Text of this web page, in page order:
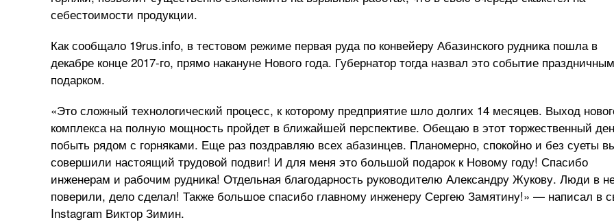
себестоимости продукции.
Как сообщало 19rus.info, в тестовом режиме первая руда по конвейеру Абазинского рудника пошла в
декабре конце 2017-го, прямо накануне Нового года. Губернатор тогда назвал это событие праздничным
подарком.
«Это сложный технологический процесс, к которому предприятие шло долгих 14 месяцев. Выход
комплекса на полную мощность пройдет в ближайшей перспективе. Обещаю в этот торжественный
побыть рядом с горняками. Еще раз поздравляю всех абазинцев. Планомерно, спокойно и без суеты
совершили настоящий трудовой подвиг! И для меня это большой подарок к Новому году! Спасибо
инженерам и рабочим рудника! Отдельная благодарность руководителю Александру Жукову. Люди в
поверили, дело сделал! Также большое спасибо главному инженеру Сергею Замятину!» — написал в
Instagram Виктор Зимин.